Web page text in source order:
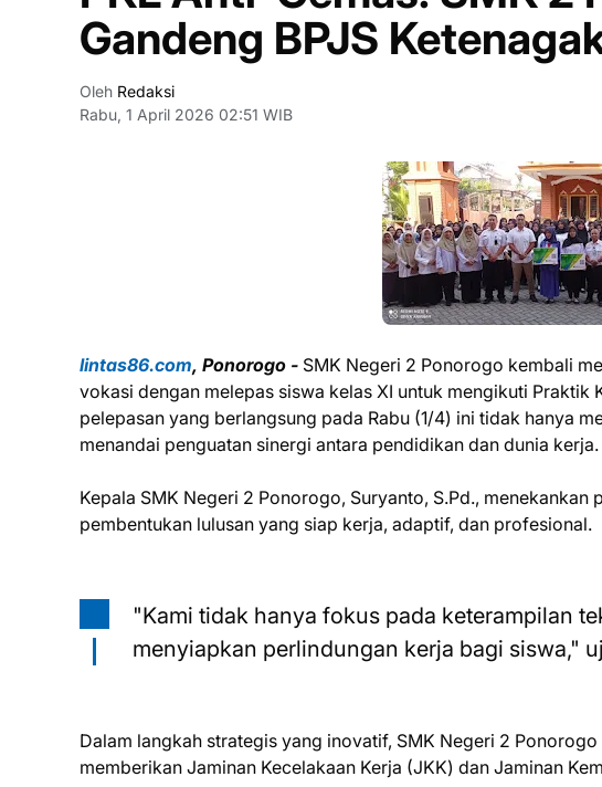
Gandeng BPJS
Oleh Redaksi
Rabu, 1 April 2026 02:51 WIB
lintas86.com, Ponorogo - SMK Negeri 2 Ponorogo kembali
vokasi dengan melepas siswa kelas XI untuk mengikuti Praktik
pelepasan yang berlangsung pada Rabu (1/4) ini tidak hanya
menandai penguatan sinergi antara pendidikan dan dunia kerja.
Kepala SMK Negeri 2 Ponorogo, Suryanto, S.Pd.,
pembentukan lulusan yang siap kerja, adaptif, dan profesional.
"Kami tidak hanya fokus pada keterampilan
menyiapkan perlindungan kerja bagi siswa,"
Dalam langkah strategis yang inovatif, SMK Negeri 2
memberikan Jaminan Kecelakaan Kerja (JKK) dan Jaminan